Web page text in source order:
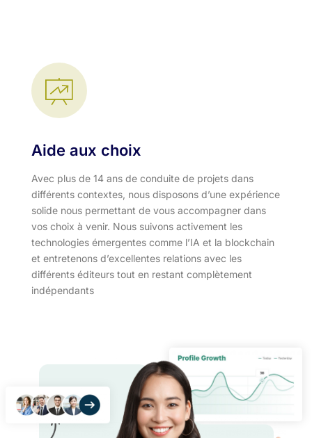
Aide aux choix
Avec plus de 14 ans de conduite de projets dans
différents contextes, nous disposons d’une expérience
solide nous permettant de vous accompagner dans
vos choix à venir. Nous suivons activement les
technologies émergentes comme l’IA et la blockchain
et entretenons d’excellentes relations avec les
différents éditeurs tout en restant complètement
indépendants